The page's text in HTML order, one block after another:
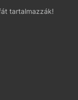
tartalmazzák!